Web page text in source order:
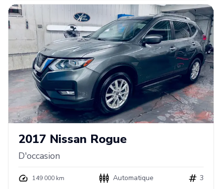
2017 Nissan Rogue
D'occasion
149 000 km Automatique 3